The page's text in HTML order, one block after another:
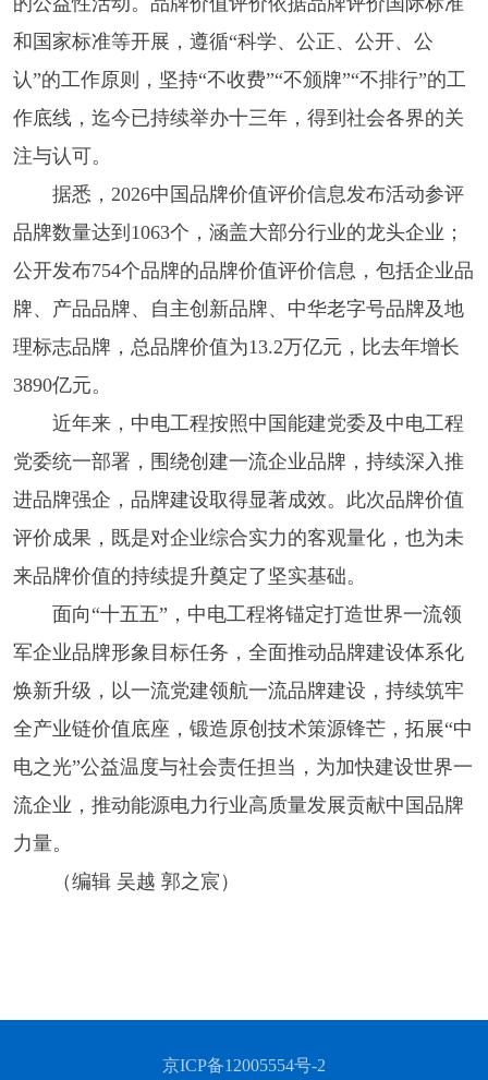
和国家标准等开展，遵循“科学、公正、公开、公
认”的工作原则，坚持“不收费”“不颁牌”“不排行”的工
作底线，迄今已持续举办十三年，得到社会各界的关
注与认可。
据悉，2026中国品牌价值评价信息发布活动参评
品牌数量达到1063个，涵盖大部分行业的龙头企业；
公开发布754个品牌的品牌价值评价信息，包括企业品
牌、产品品牌、自主创新品牌、中华老字号品牌及地
理标志品牌，总品牌价值为13.2万亿元，比去年增长
3890亿元。
近年来，中电工程按照中国能建党委及中电工程
党委统一部署，围绕创建一流企业品牌，持续深入推
进品牌强企，品牌建设取得显著成效。此次品牌价值
评价成果，既是对企业综合实力的客观量化，也为未
来品牌价值的持续提升奠定了坚实基础。
面向“十五五”，中电工程将锚定打造世界一流领
军企业品牌形象目标任务，全面推动品牌建设体系化
焕新升级，以一流党建领航一流品牌建设，持续筑牢
全产业链价值底座，锻造原创技术策源锋芒，拓展“中
电之光”公益温度与社会责任担当，为加快建设世界一
流企业，推动能源电力行业高质量发展贡献中国品牌
力量。
（编辑 吴越 郭之宸）
京ICP备12005554号-2